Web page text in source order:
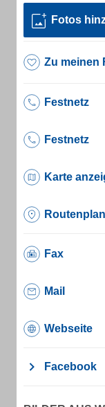
Fotos
Zu meinen
Festnetz
Festnetz
Karte
Fax
Mail
Webseite
Facebook